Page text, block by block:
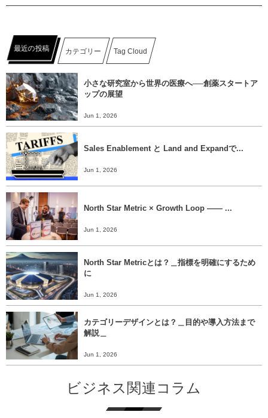
最近の投稿 カテゴリー Tag Cloud
小さな研究室から世界の医療へ──創薬スタートア
ップの展望
Jun 1, 2026
Sales Enablement と Land and Expandで...
Jun 1, 2026
North Star Metric × Growth Loop ―― ...
Jun 1, 2026
North Star Metricとは？＿指標を明確にするため
に
Jun 1, 2026
カテゴリーデザインとは？＿目的や導入方法まで
解説＿
Jun 1, 2026
ビジネス関連コラム